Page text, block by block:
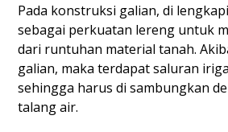
Pada konstruksi galian, di
sebagai perkuatan lereng untuk
dari runtuhan material tanah.
galian, maka terdapat saluran
sehingga harus di sambungkan
talang air.